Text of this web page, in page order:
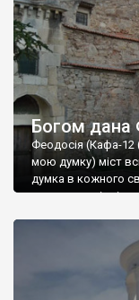
Богом дана
Феодосія (Кафа-12
мою думку) міст
думка в кожного
запрошую